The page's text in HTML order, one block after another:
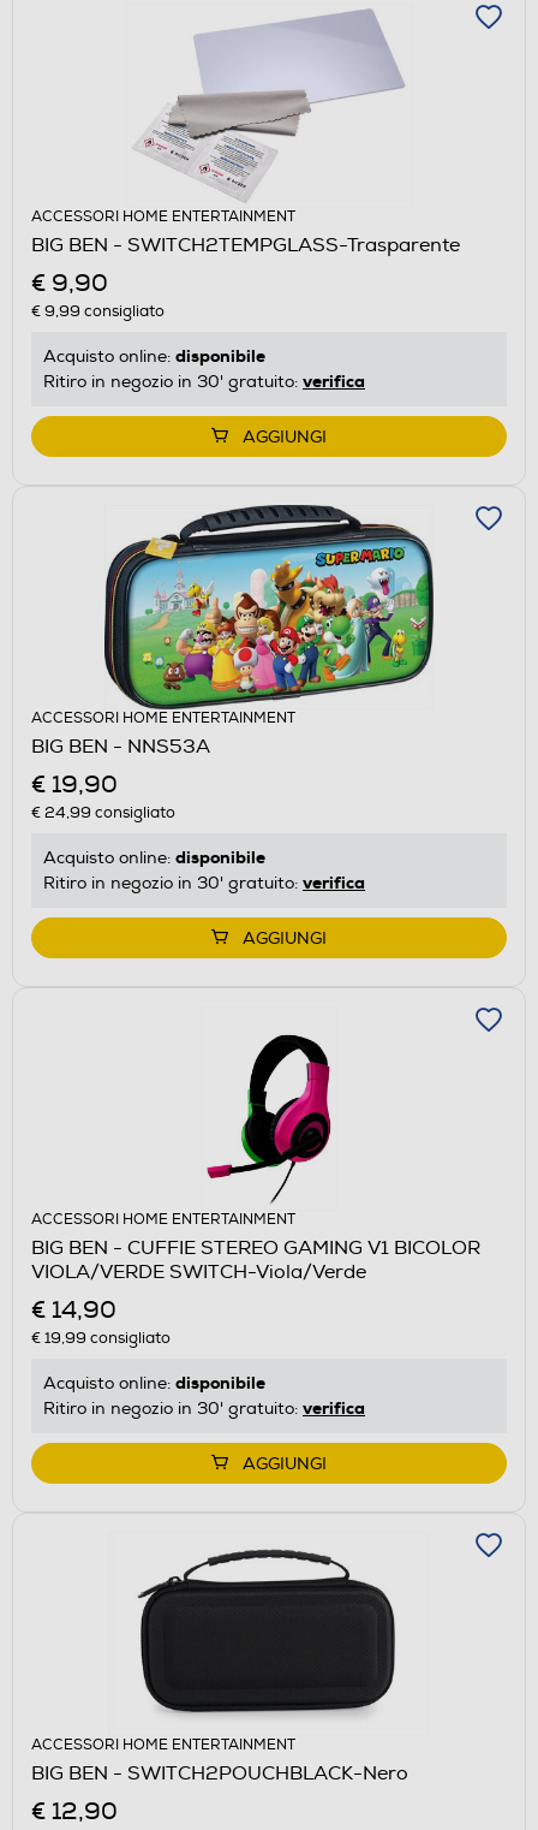
ACCESSORI HOME ENTERTAINMENT
BIG BEN - SWITCH2TEMPGLASS-Trasparente
€ 9,90
€ 9,99 consigliato
Acquisto online: disponibile
Ritiro in negozio in 30' gratuito: verifica
AGGIUNGI
ACCESSORI HOME ENTERTAINMENT
BIG BEN - NNS53A
€ 19,90
€ 24,99 consigliato
Acquisto online: disponibile
Ritiro in negozio in 30' gratuito: verifica
AGGIUNGI
ACCESSORI HOME ENTERTAINMENT
BIG BEN - CUFFIE STEREO GAMING V1 BICOLOR
VIOLA/VERDE SWITCH-Viola/Verde
€ 14,90
€ 19,99 consigliato
Acquisto online: disponibile
Ritiro in negozio in 30' gratuito: verifica
AGGIUNGI
ACCESSORI HOME ENTERTAINMENT
BIG BEN - SWITCH2POUCHBLACK-Nero
€ 12,90